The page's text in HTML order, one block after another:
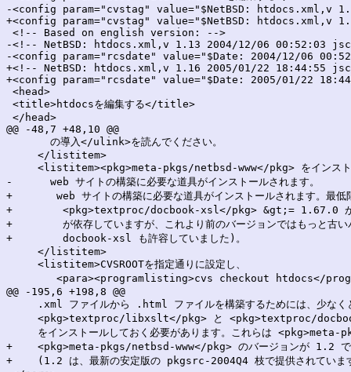
-<config param="cvstag" value="$NetBSD: htdocs.xml,v
+<config param="cvstag" value="$NetBSD: htdocs.xml,v
<!-- Based on english version: -->
-<!-- NetBSD: htdocs.xml,v 1.13 2004/12/06 00:52:03
-<config param="rcsdate" value="$Date: 2004/12/06
+<!-- NetBSD: htdocs.xml,v 1.16 2005/01/22 18:44:55
+<config param="rcsdate" value="$Date: 2005/01/22
<head>
<title>htdocsを編集する</title>
</head>
@@ -48,7 +48,10 @@
       の導入</ulink>を読んでください。
     </listitem>
<listitem><pkg>meta-pkgs/netbsd-www</pkg> をインスト
-      web サイトの構築に必要な道具がインストールされます。
+	web サイトの構築に必要な道具がインストールされます。最低限、
+        <pkg>textproc/docbook-xsl</pkg> &gt;= 1.67.0 が
+        が依存していますが、これより前のバージョンではもっと古い
+        docbook-xsl も許容していました)。
     </listitem>
     <listitem>CVSROOTを指定通りに設定し、
@@ -195,6 +198,8 @@
.xml ファイルから .html ファイルを構築するためには、少なく
<pkg>textproc/libxslt</pkg> と <pkg>textproc/
をインストールしておく必要があります。これらは
+    <pkg>meta-pkgs/netbsd-www</pkg> のバージョンが 1.2 であ
+    (1.2 は、最新の安定版の pkgsrc-2004Q4 枝で提供されていま